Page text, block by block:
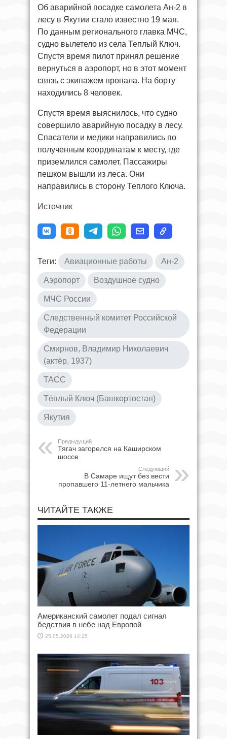
Об аварийной посадке самолета Ан-2 в
лесу в Якутии стало известно 19 мая.
По данным регионального главка МЧС,
судно вылетело из села Теплый Ключ.
Спустя время пилот принял решение
вернуться в аэропорт, но в этот момент
связь с экипажем пропала. На борту
находились 8 человек.
Спустя время выяснилось, что судно
совершило аварийную посадку в лесу.
Спасатели и медики направились по
полученным координатам к месту, где
приземлился самолет. Пассажиры
пешком вышли из леса. Они
направились в сторону Теплого Ключа.
Источник
Теги: Авиационные работы Ан-2
Аэропорт Воздушное судно
МЧС России
Следственный комитет Российской
Федерации
Смирнов, Владимир Николаевич
(актёр, 1937)
ТАСС
Тёплый Ключ (Башкортостан)
Якутия
Предыдущий
Тягач загорелся на Каширском
шоссе
Следующий
В Самаре ищут без вести
пропавшего 11-летнего мальчика
ЧИТАЙТЕ ТАКЖЕ
Американский самолет подал сигнал
бедствия в небе над Европой
25.05.2026 14:25